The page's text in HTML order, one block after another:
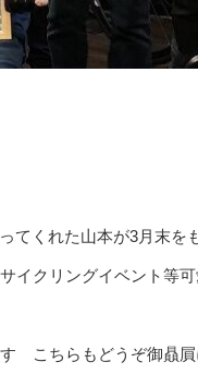
くれた山本が3月末を
クリングイベント等可
こちらもどうぞ御贔